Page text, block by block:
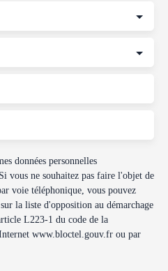
données personnelles
vous ne souhaitez pas faire l'objet de
voie téléphonique, vous pouvez
la liste d'opposition au démarchage
L223-1 du code de la
www.bloctel.gouv.fr ou par